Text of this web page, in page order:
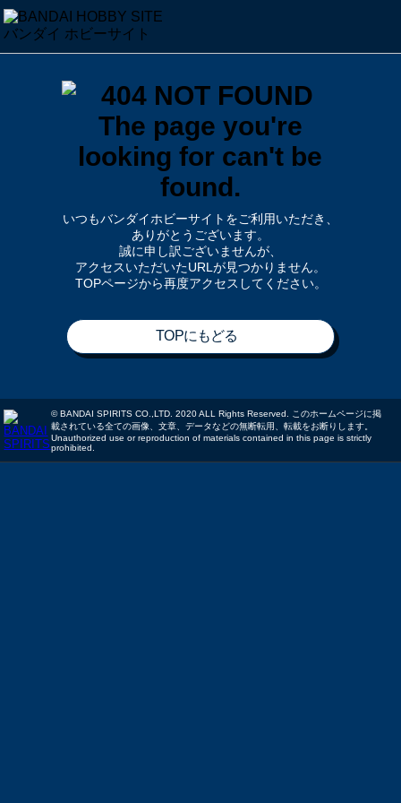
いつもバンダイホビーサイトをご利用いただき、
ありがとうございます。
誠に申し訳ございませんが、
アクセスいただいたURLが見つかりません。
TOPページから再度アクセスしてください。
TOPにもどる
© BANDAI SPIRITS CO.,LTD. 2020 ALL Rights Reserved. このホームページに掲
載されている全ての画像、文章、データなどの無断転用、転載をお断りします。
Unauthorized use or reproduction of materials contained in this page is strictly
prohibited.